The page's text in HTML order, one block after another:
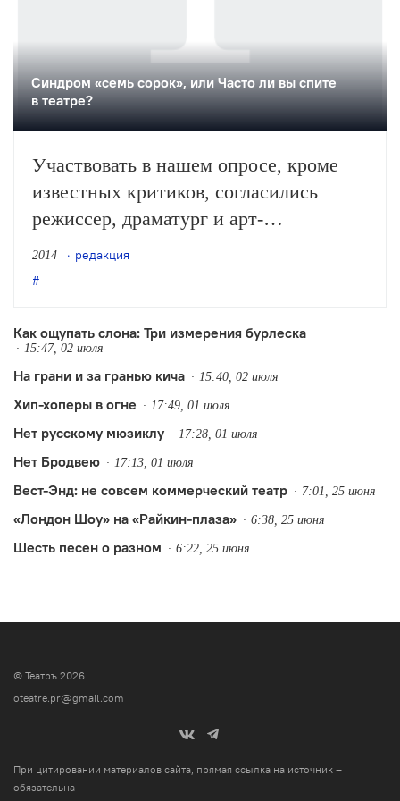
Синдром «семь сорок», или Часто ли вы спите
в театре?
Участвовать в нашем опросе, кроме
известных критиков, согласились
режиссер, драматург и арт-
обозреватель. Они сошлись на том, что
сон в театре полезен во всех смыслах:
Максимилиан Волошин писал)
и физическом (когда немного поспишь,
спектакль воспринимается лучше).
2014 редакция
Как ощупать слона: Три измерения бурлеска
15:47, 02 июля
На грани и за гранью кича 15:40, 02 июля
Хип-хоперы в огне 17:49, 01 июля
Нет русскому мюзиклу 17:28, 01 июля
Нет Бродвею 17:13, 01 июля
Вест-Энд: не совсем коммерческий театр 7:01, 25 июня
«Лондон Шоу» на «Райкин-плаза» 6:38, 25 июня
Шесть песен о разном 6:22, 25 июня
© Театръ 2026
oteatre.pr@gmail.com
При цитировании материалов сайта, прямая ссылка на источник –
обязательна